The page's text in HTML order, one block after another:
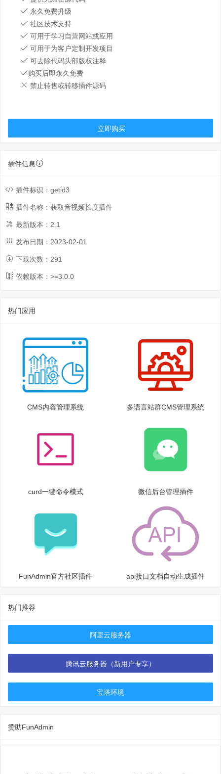
永久免费升级
社区技术支持
可用于学习自营网站或应用
可用于为客户定制开发项目
可去除代码头部版权注释
购买后即永久免费
禁止转售或转移插件源码
立即购买
插件信息
插件标识： getid3
插件名称： 获取音视频长度插件
最新版本： 2.1
发布日期： 2023-02-01
下载次数： 291
依赖版本：>=3.0.0
热门应用
CMS内容管理系统 多语言站群CMS管理系统
curd一键命令模式 微信后台管理插件
FunAdmin官方社区插件 api接口文档自动生成插件
热门推荐
阿里云服务器
腾讯云服务器（新用户专享）
宝塔环境
赞助FunAdmin